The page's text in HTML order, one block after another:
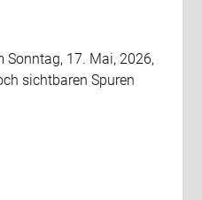
Sonntag, 17. Mai, 2026,
sichtbaren Spuren